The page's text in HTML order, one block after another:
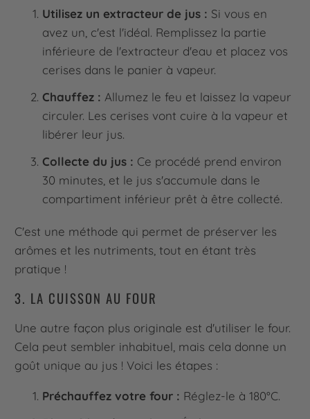
Utilisez un extracteur de jus : Si vous en
avez un, c'est l'idéal. Remplissez la partie
inférieure de l'extracteur d'eau et placez vos
cerises dans le panier à vapeur.
Chauffez : Allumez le feu et laissez la vapeur
circuler. Les cerises vont cuire à la vapeur et
libérer leur jus.
Collecte du jus : Ce procédé prend environ
30 minutes, et le jus s'accumule dans le
compartiment inférieur prêt à être collecté.
C'est une méthode qui permet de préserver les
arômes et les nutriments, tout en étant très
pratique !
3. LA CUISSON AU FOUR
Une autre façon plus originale est d'utiliser le four.
Cela peut sembler inhabituel, mais cela donne un
goût unique au jus ! Voici les étapes :
Préchauffez votre four : Réglez-le à 180°C.